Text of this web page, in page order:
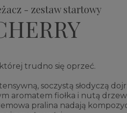
- zestaw startowy
trudno się oprzeć.
soczystą słodyczą
aromatem fiołka i nutą
pralina nadają